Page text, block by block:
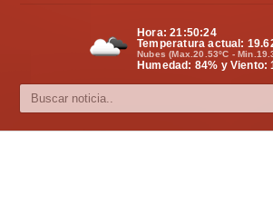
Cultura
Hora:21:50:25
Temperatura actual:
Nubes (Max.20.53ºC -
Humedad: 84% y Viento: